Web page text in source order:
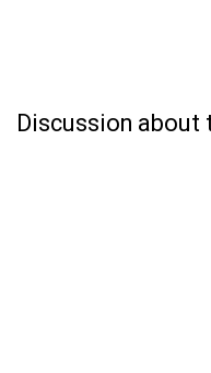
Discussion about